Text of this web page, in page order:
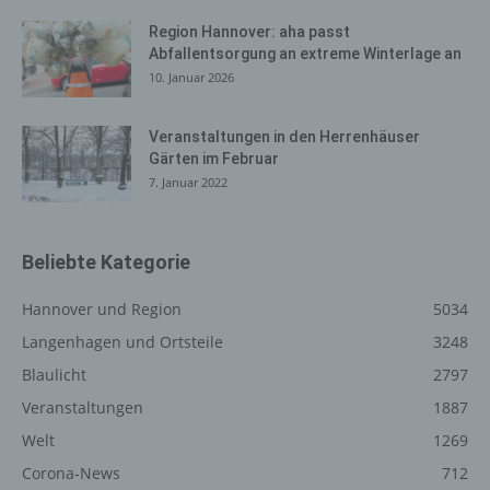
Region Hannover: aha passt
Abfallentsorgung an extreme Winterlage an
10. Januar 2026
Veranstaltungen in den Herrenhäuser
Gärten im Februar
7. Januar 2022
Beliebte Kategorie
Hannover und Region
5034
Langenhagen und Ortsteile
3248
Blaulicht
2797
Veranstaltungen
1887
Welt
1269
Corona-News
712
Der für die Verarbeitung Verantwortliche erteilt jeder
betroffenen Person jederzeit auf Anfrage Auskunft
darüber, welche personenbezogenen Daten über die
betroffene Person gespeichert sind. Ferner berichtigt
oder löscht der für die Verarbeitung Verantwortliche
personenbezogene Daten auf Wunsch oder Hinweis der
betroffenen Person, soweit dem keine gesetzlichen
Aufbewahrungspflichten entgegenstehen. Die
diesem Zusammenhang als Ansprechpartner zur
Kontaktmöglichkeit über die
Internetseite
Die Internetseite enthält aufgrund von gesetzlichen
Vorschriften Angaben, die eine schnelle elektronische
unmittelbare Kommunikation mit uns ermöglichen, was